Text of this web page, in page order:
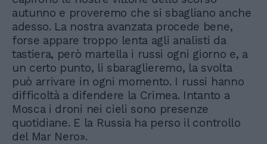
autunno e proveremo che si sbagliano anche
adesso. La nostra avanzata procede bene,
forse appare troppo lenta agli analisti da
tastiera, però martella i russi ogni giorno e, a
un certo punto, li sbaraglieremo, la svolta
può arrivare in ogni momento. I russi hanno
difficoltà a difendere la Crimea. Intanto a
Mosca i droni nei cieli sono presenze
quotidiane. E la Russia ha perso il controllo
del Mar Nero».